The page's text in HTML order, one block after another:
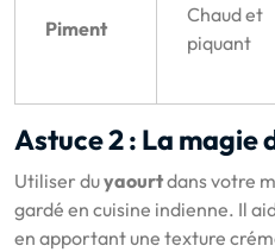
Piment
Chaud et
piquant
Astuce 2 : La magie
Utiliser duyaourtdans votre
gardé en cuisine indienne. Il
en apportant une texture